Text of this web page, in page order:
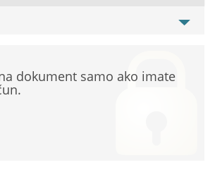
dokument samo ako imate